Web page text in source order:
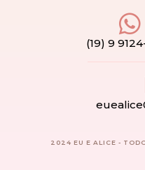
(19) 9
2024 EU E ALICE -